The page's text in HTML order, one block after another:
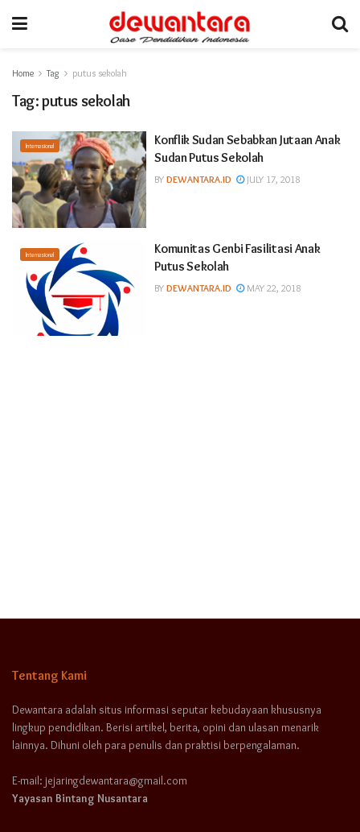
Home Tag putus sekolah
Tag:putus sekolah
Internasional
Konflik Sudan Sebabkan Jutaan Anak
Sudan Putus Sekolah
BY DEWANTARA.ID JULY 17, 2018
Internasional
Komunitas Genbi Fasilitasi Anak
Putus Sekolah
BY DEWANTARA.ID MAY 22, 2018
Tentang Kami
Dewantara adalah situs informasi seputar kebudayaan khususnya
lingkup pendidikan. Berisi artikel, berita, opini dan ulasan menarik
lainnya. Dihuni oleh para penulis dan praktisi berpengalaman.
E-mail: jejaringdewantara@gmail.com
Yayasan Bintang Nusantara